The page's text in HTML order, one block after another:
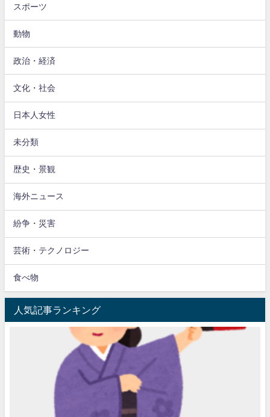
スポーツ
動物
政治・経済
文化・社会
日本人女性
未分類
歴史・景観
海外ニュース
紛争・災害
芸術・テクノロジー
食べ物
人気記事ランキング